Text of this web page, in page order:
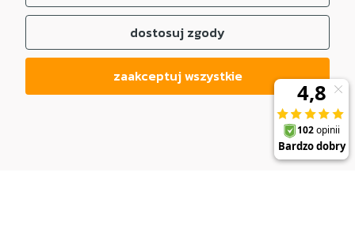
dostosuj zgody
zaakceptuj wszystkie